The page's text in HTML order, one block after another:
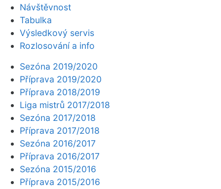
Návštěvnost
Tabulka
Výsledkový servis
Rozlosování a info
Sezóna 2019/2020
Příprava 2019/2020
Příprava 2018/2019
Liga mistrů 2017/2018
Sezóna 2017/2018
Příprava 2017/2018
Sezóna 2016/2017
Příprava 2016/2017
Sezóna 2015/2016
Příprava 2015/2016